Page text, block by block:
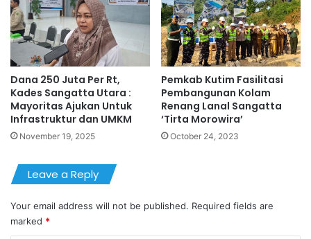
Dana 250 Juta Per Rt,
Kades Sangatta Utara :
Mayoritas Ajukan Untuk
Infrastruktur dan UMKM
November 19, 2025
Pemkab Kutim Fasilitasi
Pembangunan Kolam
Renang Lanal Sangatta
‘Tirta Morowira’
October 24, 2023
Leave a Reply
Your email address will not be published. Required fields are
marked *